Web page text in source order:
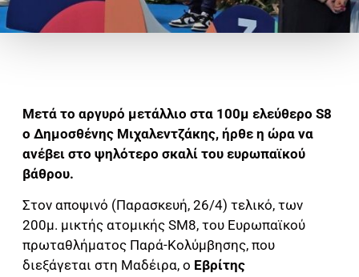
Μετά το αργυρό μετάλλιο στα 100μ ελεύθερο S8
ο Δημοσθένης Μιχαλεντζάκης, ήρθε η ώρα να
ανέβει στο ψηλότερο σκαλί του ευρωπαϊκού
βάθρου.
Στον αποψινό (Παρασκευή, 26/4) τελικό, των
200μ. μικτής ατομικής SM8, του Ευρωπαϊκού
πρωταθλήματος Παρά-Κολύμβησης, που
διεξάγεται στη Μαδέιρα, ο Εβρίτης